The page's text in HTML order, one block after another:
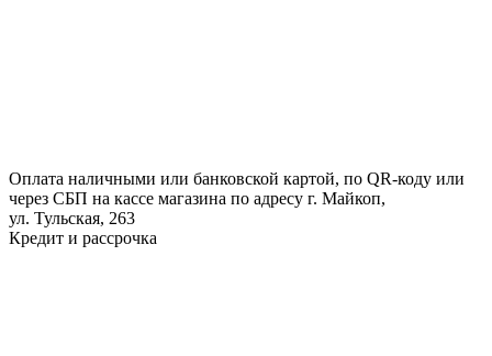
Оплата наличными или банковской картой, по QR-коду или
через СБП на кассе магазина по адресу г. Майкоп,
ул. Тульская, 263
Кредит и рассрочка